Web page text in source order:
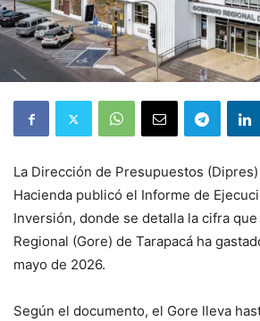
La Dirección de Presupuestos
Hacienda publicó el Informe de
Inversión, donde se detalla la cifra
Regional (Gore) de Tarapacá ha
mayo de 2026.
Según el documento, el Gore lleva